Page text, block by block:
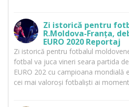
Zi istorică pentru
R.Moldova-Franța,
EURO 2020 Reportaj
Zi istorică pentru fotbalul
fotbal va juca vineri seara partida
EURO 202 cu campioana mondială
cei mai valoroși fotbaliști ai